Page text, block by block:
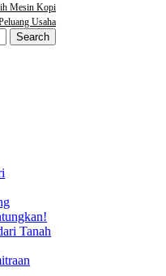
Mesin Kopi
Usaha
Tanah